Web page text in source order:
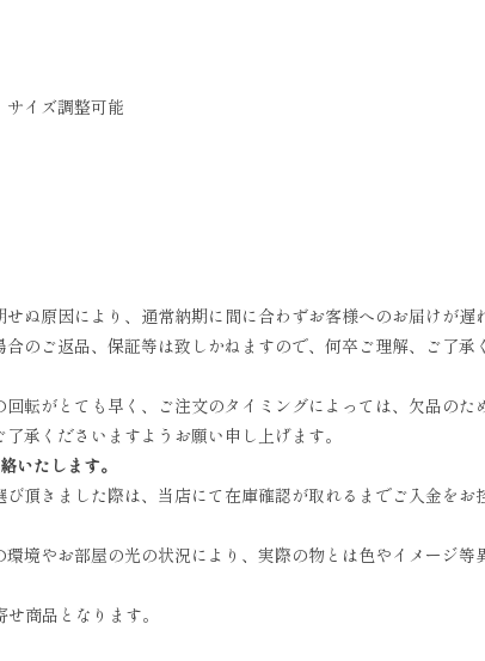
イズ調整可能
ぬ原因により、通常納期に間に合わずお客様へのお届けが
のご返品、保証等は致しかねますので、何卒ご理解、ご了承
転がとても早く、ご注文のタイミングによっては、欠品のた
承くださいますようお願い申し上げます。
いたします。
頂きました際は、当店にて在庫確認が取れるまでご入金をお
境やお部屋の光の状況により、実際の物とは色やイメージ等
商品となります。